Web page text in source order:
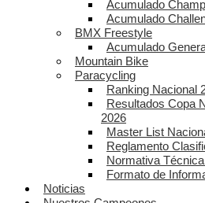
Acumulado
Acumulado
BMX Freestyle
Acumulado
Mountain Bike
Paracycling
Ranking Nacional
Resultados Copa
2026
Master List
Reglamento
Normativa
Formato de
Noticias